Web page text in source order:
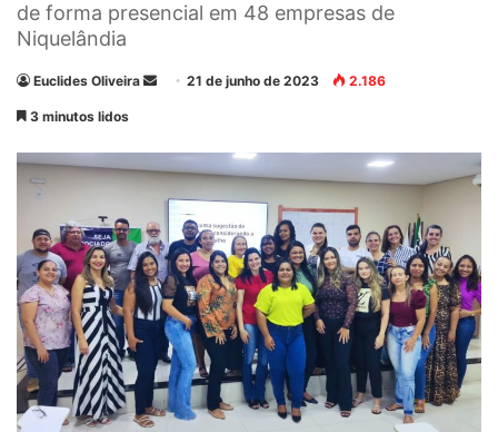
de forma presencial em 48 empresas de
Niquelândia
Euclides Oliveira
e
m
e
-
m
l
21 de junho de 2023 2.186
3 minutos lidos